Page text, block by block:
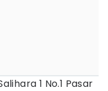
1 No.1 Pasar